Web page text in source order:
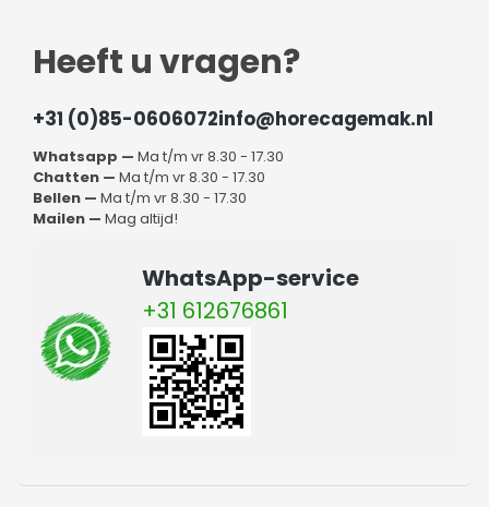
Heeft u vragen?
+31 (0)85-0606072info@horecagemak.nl
Whatsapp — Ma t/m vr 8.30 - 17.30
Chatten — Ma t/m vr 8.30 - 17.30
Bellen — Ma t/m vr 8.30 - 17.30
Mailen — Mag altijd!
WhatsApp-service
+31 612676861